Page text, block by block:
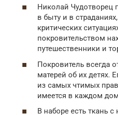
Николай Чудотворец
в быту и в
критических
покровительством
путешественники и
Покровитель всегда
матерей об их детях.
из самых чтимых
имеется в каждом
В наборе есть ткань